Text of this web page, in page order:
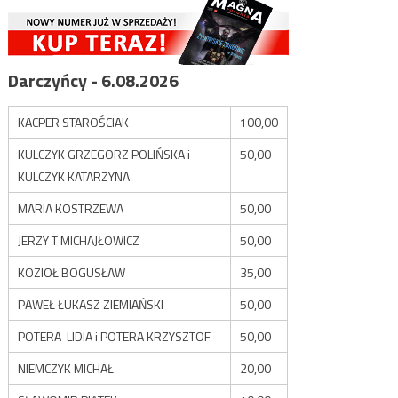
Darczyńcy - 6.08.2026
KACPER STAROŚCIAK
100,00
KULCZYK GRZEGORZ POLIŃSKA i
KULCZYK KATARZYNA
50,00
MARIA KOSTRZEWA
50,00
JERZY T MICHAJŁOWICZ
50,00
KOZIOŁ BOGUSŁAW
35,00
PAWEŁ ŁUKASZ ZIEMIAŃSKI
50,00
POTERA LIDIA i POTERA KRZYSZTOF
50,00
NIEMCZYK MICHAŁ
20,00